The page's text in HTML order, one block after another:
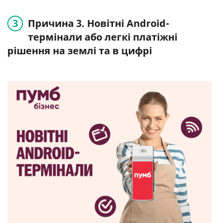
Причина 3. Новітні Android-
термінали або легкі платіжні
рішення на землі та в цифрі